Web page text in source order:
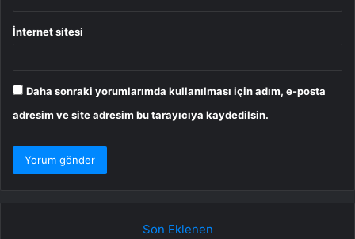
İnternet sitesi
Daha sonraki yorumlarımda kullanılması için adım, e-posta
adresim ve site adresim bu tarayıcıya kaydedilsin.
Son Eklenen